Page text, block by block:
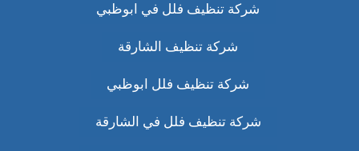
شركة تنظيف فلل في ابوظبي
شركة تنظيف الشارقة
شركة تنظيف فلل ابوظبي
شركة تنظيف فلل في الشارقة